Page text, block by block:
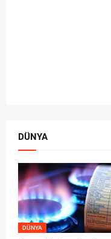
DÜNYA
DÜNYA